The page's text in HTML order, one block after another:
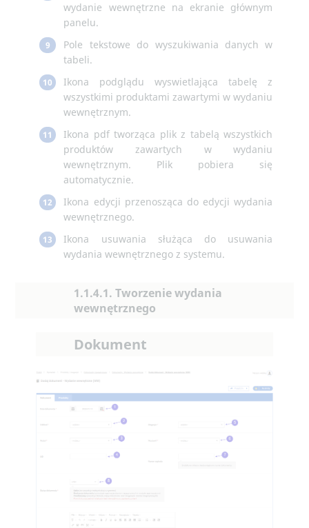
wydanie wewnętrzne na ekranie głównym
panelu.
9
Pole tekstowe do wyszukiwania danych w
tabeli.
10
Ikona podglądu wyswietlająca tabelę z
wszystkimi produktami zawartymi w wydaniu
wewnętrznym.
11
Ikona pdf tworząca plik z tabelą wszystkich
produktów zawartych w wydaniu
wewnętrznym. Plik pobiera się
automatycznie.
12
Ikona edycji przenosząca do edycji wydania
wewnętrznego.
13
Ikona usuwania służąca do usuwania
wydania wewnętrznego z systemu.
1.1.4.1. Tworzenie wydania
wewnętrznego
Dokument